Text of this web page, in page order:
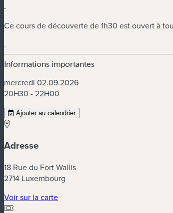
.
Ce cours de découverte de 1h30 est ouvert à
.
Informations importantes
mercredi 02.09.2026
20H30 - 22H00
Ajouter au calendrier
Adresse
18 Rue du Fort Wallis
2714 Luxembourg
Voir sur la carte(nouvelle fenêtre)